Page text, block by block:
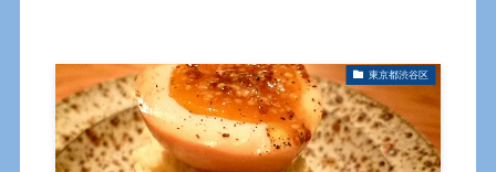
東京都渋谷区